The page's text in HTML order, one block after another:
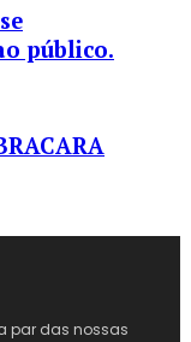
público.